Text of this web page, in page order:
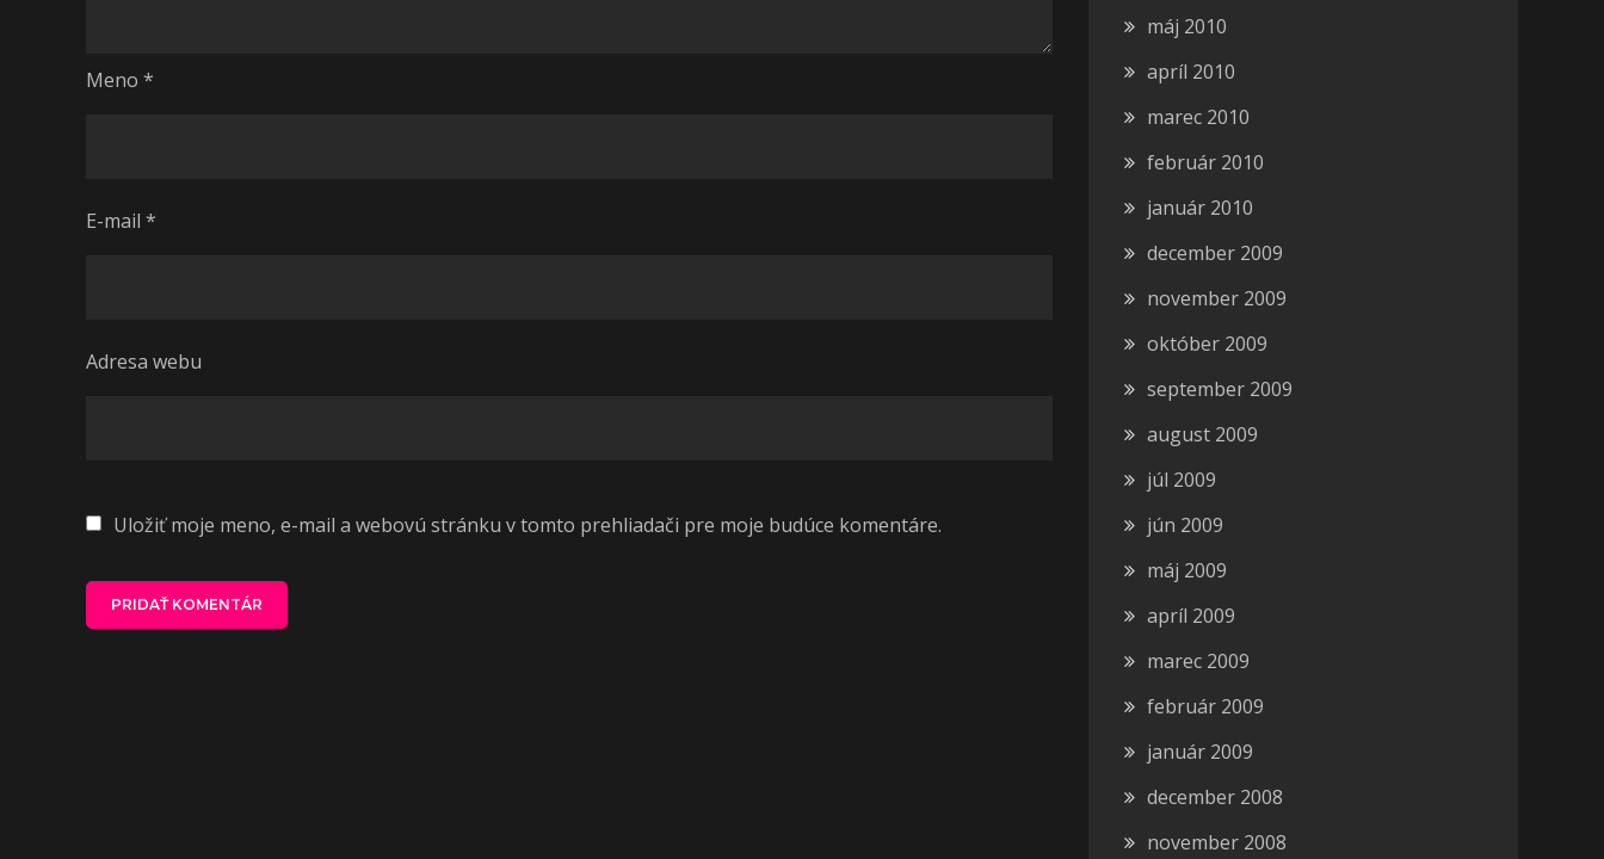
Meno *
E-mail *
Adresa webu
Uložiť moje meno, e-mail a webovú stránku v tomto prehliadači pre moje budúce komentáre.
máj 2010
apríl 2010
marec 2010
február 2010
január 2010
december 2009
november 2009
október 2009
september 2009
august 2009
júl 2009
jún 2009
máj 2009
apríl 2009
marec 2009
február 2009
január 2009
december 2008
november 2008